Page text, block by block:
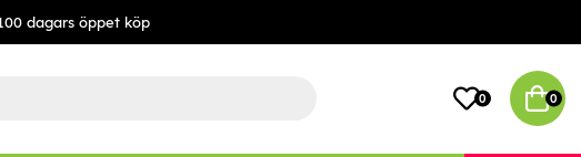
dagars öppet köp
0 0